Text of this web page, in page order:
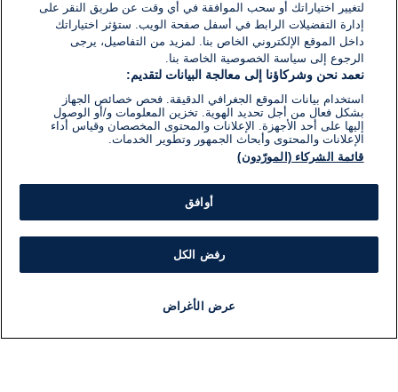
لتغيير اختياراتك أو سحب الموافقة في أي وقت عن طريق النقر على
إدارة التفضيلات الرابط في أسفل صفحة الويب. ستؤثر اختياراتك
داخل الموقع الإلكتروني الخاص بنا. لمزيد من التفاصيل، يرجى
الرجوع إلى سياسة الخصوصية الخاصة بنا.
نعمد نحن وشركاؤنا إلى معالجة البيانات لتقديم:
استخدام بيانات الموقع الجغرافي الدقيقة. فحص خصائص الجهاز
بشكل فعال من أجل تحديد الهوية. تخزين المعلومات و/أو الوصول
إليها على أحد الأجهزة. الإعلانات والمحتوى المخصصان وقياس أداء
الإعلانات والمحتوى وأبحاث الجمهور وتطوير الخدمات.
قائمة الشركاء (المورّدون)
أوافق
رفض الكل
عرض الأغراض